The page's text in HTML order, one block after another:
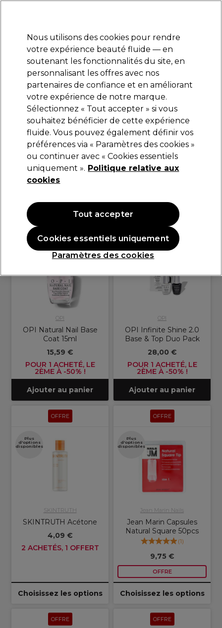
Se connecter
Marques Bons plans Coiffure Electro et Matériel
Livraison et délais
lire la suite
Beauté Offres Beauté Offres Manucures
Offres Manucures
Filters
OPI
OPI Natural Nail Base
Coat 15ml
15,59 €
POUR 1 ACHETÉ, LE
2ÈME À -50% !
Ajouter au panier
OFFRE
OPI
OPI Infinite Shine 2.0
Base & Top Duo Pack
28,00 €
POUR 1 ACHETÉ, LE
2ÈME À -50% !
Ajouter au panier
OFFRE
Plus
d'options
disponibles
SKINTRUTH
SKINTRUTH Acétone
4,09 €
2 ACHETÉS, 1 OFFERT
Choisissez les options
OFFRE
Plus
d'options
disponibles
Jean Marin Nails
Jean Marin Capsules
Natural Square 50pcs
(1)
9,75 €
OFFRE
Choisissez les options
OFFRE OFFRE
Nous utilisons des cookies pour rendre
votre expérience beauté fluide — en
soutenant les fonctionnalités du site, en
personnalisant les offres avec nos
partenaires de confiance et en améliorant
votre expérience de notre marque.
Sélectionnez « Tout accepter » si vous
souhaitez bénéficier de cette expérience
fluide. Vous pouvez également définir vos
préférences via « Paramètres des cookies »
ou continuer avec « Cookies essentiels
uniquement ». Politique relative aux
cookies
Paramètres des cookies
Cookies essentiels uniquement
Tout accepter